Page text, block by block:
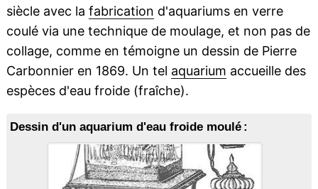
siècle avec la fabrication d'aquariums en verre
coulé via une technique de moulage, et non pas de
collage, comme en témoigne un dessin de Pierre
Carbonnier en 1869. Un tel aquarium accueille des
espèces d'eau froide (fraîche).
Dessin d'un aquarium d'eau froide moulé :